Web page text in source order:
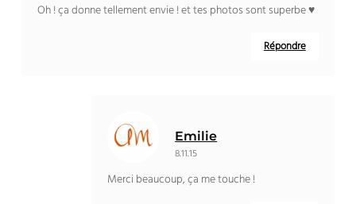
Oh ! ça donne tellement envie ! et tes photos sont superbe ♥
Répondre
Emilie
8.11.15
Merci beaucoup, ça me touche !